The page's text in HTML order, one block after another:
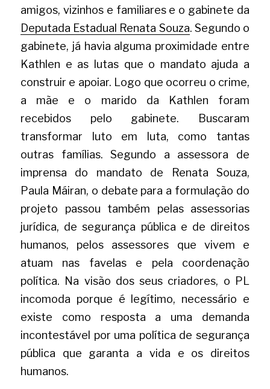
amigos, vizinhos e familiares e o gabinete da
Deputada Estadual Renata Souza. Segundo o
gabinete, já havia alguma proximidade entre
Kathlen e as lutas que o mandato ajuda a
construir e apoiar. Logo que ocorreu o crime,
a mãe e o marido da Kathlen foram
recebidos pelo gabinete. Buscaram
transformar luto em luta, como tantas
outras famílias. Segundo a
assessora de
imprensa do mandato de Renata Souza,
Paula Máiran, o debate para a formulação do
projeto passou também pelas assessorias
jurídica, de segurança pública e de direitos
humanos, pelos assessores que vivem e
atuam nas favelas e pela coordenação
política. Na visão dos seus criadores, o PL
incomoda porque é legítimo, necessário e
existe como resposta a uma demanda
incontestável por uma política de segurança
pública que garanta a vida e os direitos
humanos.